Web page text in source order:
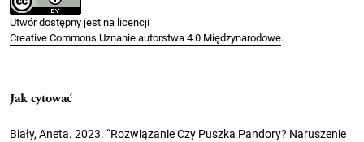
Utwór dostępny jest na licencji
Creative Commons Uznanie autorstwa 4.0 Międzynarodowe.
Jak cytować
Biały, Aneta. 2023. “Rozwiązanie Czy Puszka Pandory? Naruszenie